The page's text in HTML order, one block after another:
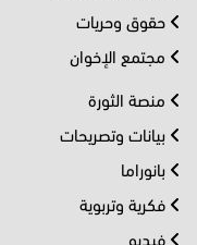
حقوق وحريات
مجتمع الإخوان
منصة الثورة
بيانات وتصريحات
بانوراما
فكرية وتربوية
فيديو